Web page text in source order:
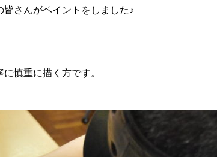
さんがペイントをしました♪
慎重に描く方です。